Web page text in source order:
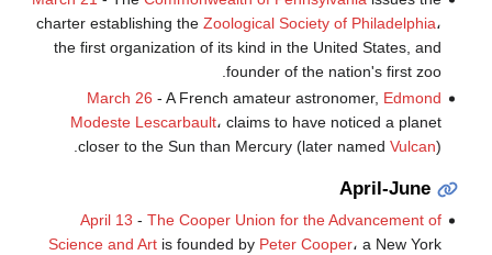
charter establishing the Zoological Society of Philadelphia،
the first organization of its kind in the United States, and
founder of the nation's first zoo.
March 26 - A French amateur astronomer, Edmond
Modeste Lescarbault، claims to have noticed a planet
closer to the Sun than Mercury (later named Vulcan).
April-June
April 13 - The Cooper Union for the Advancement of
Science and Artis founded by Peter Cooper، a New York